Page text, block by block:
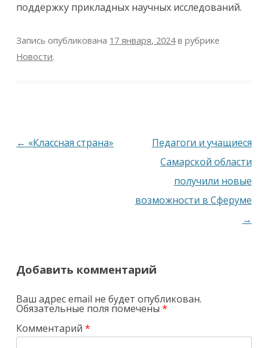
поддержку прикладных научных исследований.
Запись опубликована 17 января, 2024в рубрике
Новости.
Навигация
← «Классная страна»
Педагоги и учащиеся
Самарской области
получили новые
возможности в Сферуме
→
Добавить комментарий
Ваш адрес email не будет опубликован.
Обязательные поля помечены*
Комментарий*